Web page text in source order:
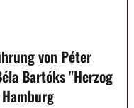
von Péter
Bartóks "Herzog